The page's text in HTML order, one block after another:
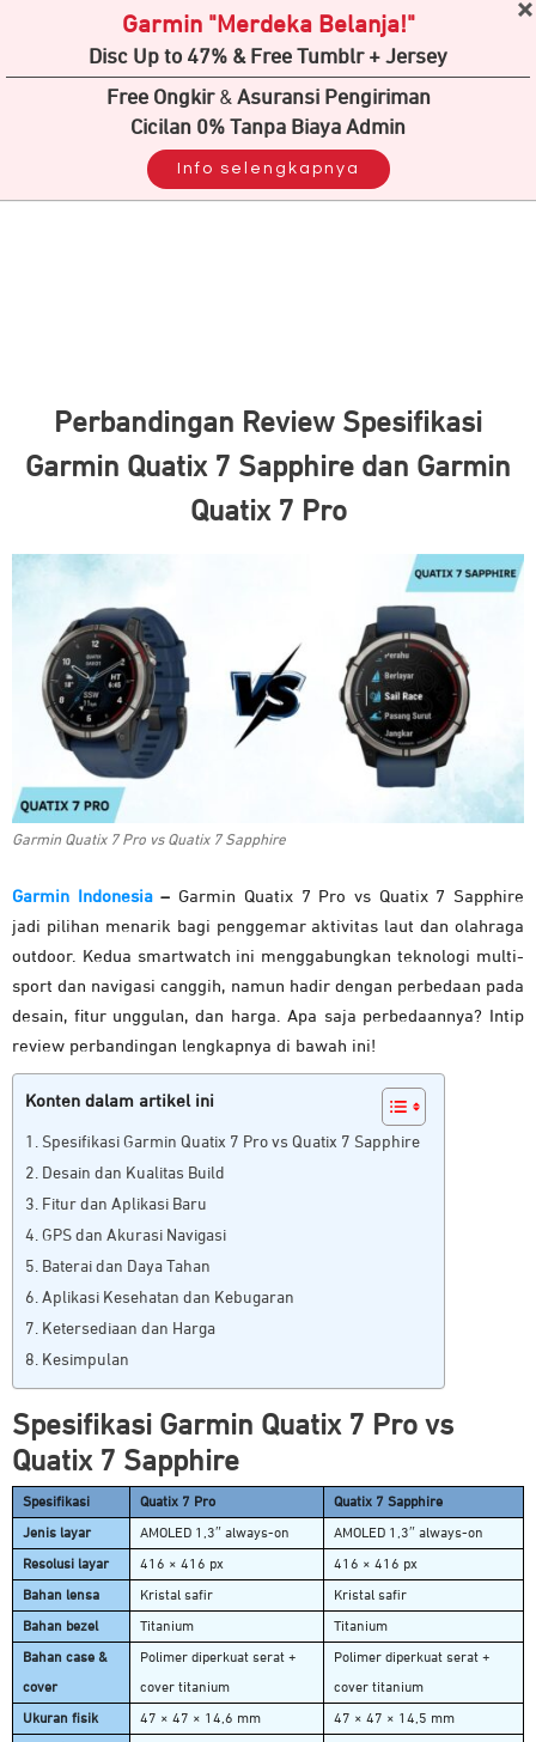
Perbandingan Review Spesifikasi
Garmin Quatix 7 Sapphire dan Garmin
Quatix 7 Pro
Garmin Quatix 7 Pro vs Quatix 7 Sapphire
Garmin Indonesia– Garmin Quatix 7 Pro vs Quatix 7 Sapphire
jadi pilihan menarik bagi penggemar aktivitas laut dan olahraga
outdoor. Kedua smartwatch ini menggabungkan teknologi multi-
sport dan navigasi canggih, namun hadir dengan perbedaan pada
desain, fitur unggulan, dan harga. Apa saja perbedaannya? Intip
review perbandingan lengkapnya di bawah ini!
Konten dalam artikel ini
Spesifikasi Garmin Quatix 7 Pro vs Quatix 7 Sapphire
Desain dan Kualitas Build
Fitur dan Aplikasi Baru
GPS dan Akurasi Navigasi
Baterai dan Daya Tahan
Aplikasi Kesehatan dan Kebugaran
Ketersediaan dan Harga
Kesimpulan
Spesifikasi Garmin Quatix 7 Pro vs
Quatix 7 Sapphire
Spesifikasi Quatix 7 Pro Quatix 7 Sapphire
Jenis layar AMOLED 1,3″ always-on AMOLED 1,3″ always-on
Resolusi layar 416 × 416 px 416 × 416 px
Bahan lensa Kristal safir Kristal safir
Bahan bezel Titanium Titanium
Bahan case &
cover
Polimer diperkuat serat +
cover titanium
Polimer diperkuat serat +
cover titanium
Ukuran fisik 47 × 47 × 14,6 mm 47 × 47 × 14,5 mm
Garmin "Merdeka Belanja!"
Disc Up to 47% & Free Tumblr + Jersey
Free Ongkir & Asuransi Pengiriman
Cicilan 0% Tanpa Biaya Admin
Info selengkapnya